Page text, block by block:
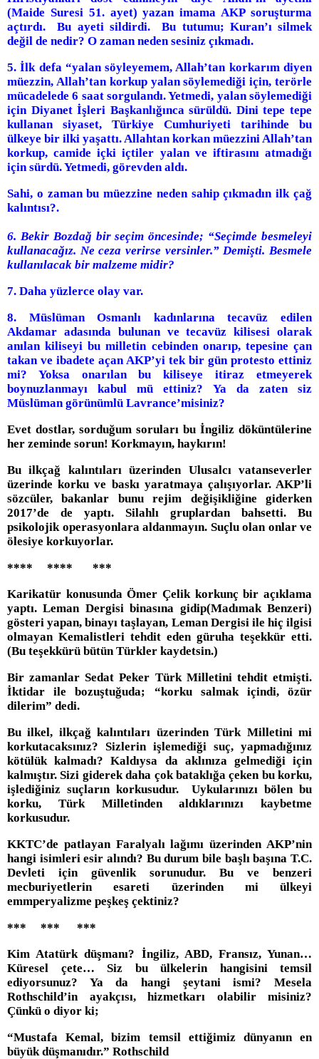
(Maide Suresi 51. ayet) yazan imama AKP soruşturma
açtırdı. Bu ayeti sildirdi. Bu tutumu; Kuran’ı silmek
değil de nedir? O zaman neden sesiniz çıkmadı.
5. İlk defa “yalan söyleyemem, Allah’tan korkarım diyen
müezzin, Allah’tan korkup yalan söylemediği için, terörle
mücadelede 6 saat sorgulandı. Yetmedi, yalan söylemediği
için Diyanet İşleri Başkanlığınca sürüldü. Dini tepe tepe
kullanan siyaset, Türkiye Cumhuriyeti tarihinde bu
ülkeye bir ilki yaşattı. Allahtan korkan müezzini Allah’tan
korkup, camide içki içtiler yalan ve iftirasını atmadığı
için sürdü. Yetmedi, görevden aldı.
Sahi, o zaman bu müezzine neden sahip çıkmadın ilk çağ
kalıntısı?.
6. Bekir Bozdağ bir seçim öncesinde; “Seçimde besmeleyi
kullanacağız. Ne ceza verirse versinler.” Demişti. Besmele
kullanılacak bir malzeme midir?
7. Daha yüzlerce olay var.
8. Müslüman Osmanlı kadınlarına tecavüz edilen
Akdamar adasında bulunan ve tecavüz kilisesi olarak
anılan kiliseyi bu milletin cebinden onarıp, tepesine çan
takan ve ibadete açan AKP’yi tek bir gün protesto ettiniz
mi? Yoksa onarılan bu kiliseye itiraz etmeyerek
boynuzlanmayı kabul mü ettiniz? Ya da zaten siz
Müslüman görünümlü Lavrance’misiniz?
Evet dostlar, sorduğum soruları bu İngiliz döküntülerine
her zeminde sorun! Korkmayın, haykırın!
Bu ilkçağ kalıntıları üzerinden Ulusalcı vatanseverler
üzerinde korku ve baskı yaratmaya çalışıyorlar. AKP’li
sözcüler, bakanlar bunu rejim değişikliğine giderken
2017’de de yaptı. Silahlı gruplardan bahsetti. Bu
psikolojik operasyonlara aldanmayın. Suçlu olan onlar ve
ölesiye korkuyorlar.
**** **** ***
Karikatür konusunda Ömer Çelik korkunç bir açıklama
yaptı. Leman Dergisi binasına gidip(Madımak Benzeri)
gösteri yapan, binayı taşlayan, Leman Dergisi ile hiç ilgisi
olmayan Kemalistleri tehdit eden güruha teşekkür etti.
(Bu teşekkürü bütün Türkler kaydetsin.)
Bir zamanlar Sedat Peker Türk Milletini tehdit etmişti.
İktidar ile bozuştuğuda; “korku salmak içindi, özür
dilerim” dedi.
Bu ilkel, ilkçağ kalıntıları üzerinden Türk Milletini mi
korkutacaksınız? Sizlerin işlemediği suç, yapmadığınız
kötülük kalmadı? Kaldıysa da aklınıza gelmediği için
kalmıştır. Sizi giderek daha çok bataklığa çeken bu korku,
işlediğiniz suçların korkusudur. Uykularınızı bölen bu
korku, Türk Milletinden aldıklarınızı kaybetme
korkusudur.
KKTC’de patlayan Faralyalı lağımı üzerinden AKP’nin
hangi isimleri esir alındı? Bu durum bile başlı başına T.C.
Devleti için güvenlik sorunudur. Bu ve benzeri
mecburiyetlerin esareti üzerinden mi ülkeyi
emmperyalizme peşkeş çektiniz?
*** *** ***
Kim Atatürk düşmanı? İngiliz, ABD, Fransız, Yunan…
Küresel çete… Siz bu ülkelerin hangisini temsil
ediyorsunuz? Ya da hangi şeytani ismi? Mesela
Rothschild’in ayakçısı, hizmetkarı olabilir misiniz?
Çünkü o diyor ki;
“Mustafa Kemal, bizim temsil ettiğimiz dünyanın en
büyük düşmanıdır.” Rothschild